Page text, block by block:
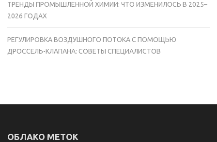
ТРЕНДЫ ПРОМЫШЛЕННОЙ ХИМИИ: ЧТО ИЗМЕНИЛОСЬ В 2025–
2026 ГОДАХ
РЕГУЛИРОВКА ВОЗДУШНОГО ПОТОКА С ПОМОЩЬЮ
ДРОССЕЛЬ-КЛАПАНА: СОВЕТЫ СПЕЦИАЛИСТОВ
ОБЛАКО МЕТОК